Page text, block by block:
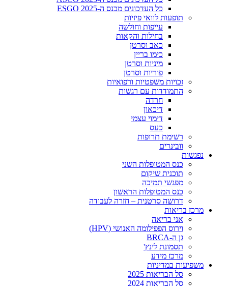
כל העדכונים מכנס ה-ESGO 2025
תופעות לוואי פיזיות
עייפות וחולשה
בחילות והקאות
כאב וסרטן
כימו בריין
מיניות וסרטן
פוריות וסרטן
זכויות משפטיות ורפואיות
התמודדות עם רגשות
חרדה
דיכאון
דימוי עצמי
כעס
רשימת תרופות
וובינרים
נפגשות
כנס המטופלות השני
תוכנית שיקום
מפגשי תמיכה
כנס המטופלות הראשון
דרושה סרטנית – חזרה לעבודה
מרכז בריאות
אני בריאה
וירוס הפפילומה האנושי (HPV)
גן ה-BRCA
תסמונת לינץ'
מרכז מידע
משפיעות במדיניות
סל הבריאות 2025
סל הבריאות 2024